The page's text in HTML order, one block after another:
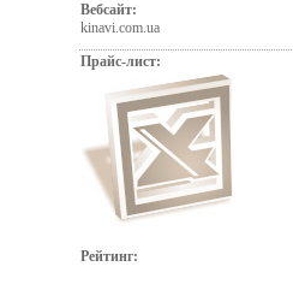
Вебсайт:
kinavi.com.ua
Прайс-лист:
Рейтинг: